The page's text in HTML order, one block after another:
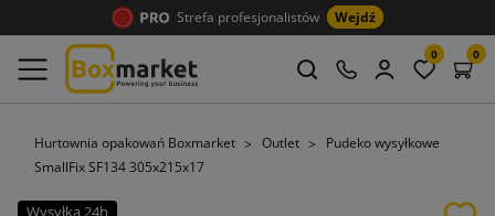
Strefa profesjonalistów Wejdź
0 0
Hurtownia opakowań Boxmarket Outlet
Pudeko wysyłkowe
SmallFix SF134 305x215x17
Wysyłka 24h